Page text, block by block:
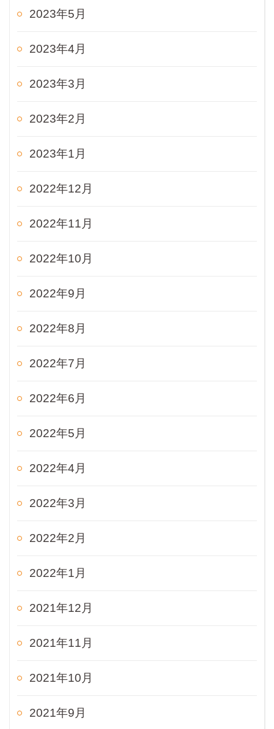
2023年5月
2023年4月
2023年3月
2023年2月
2023年1月
2022年12月
2022年11月
2022年10月
2022年9月
2022年8月
2022年7月
2022年6月
2022年5月
2022年4月
2022年3月
2022年2月
2022年1月
2021年12月
2021年11月
2021年10月
2021年9月